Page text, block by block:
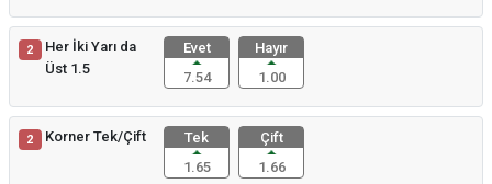
2
Her İki Yarı da
Üst 1.5
Evet
7.54
Hayır
1.00
2 Korner Tek/Çift
Tek
1.65
Çift
1.66